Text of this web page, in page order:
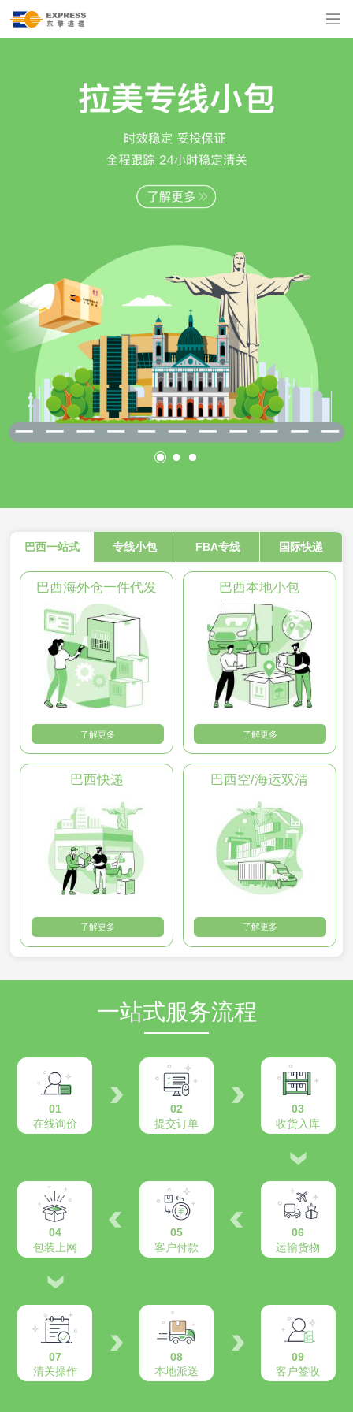
巴西一站式 专线小包 FBA专线 国际快递
巴西海外仓一件代发
了解更多
巴西本地小包
了解更多
巴西快递
了解更多
巴西空/海运双清
了解更多
一站式服务流程
01
在线询价
02
提交订单
03
收货入库
04
包装上网
05
客户付款
06
运输货物
07
清关操作
08
本地派送
09
客户签收